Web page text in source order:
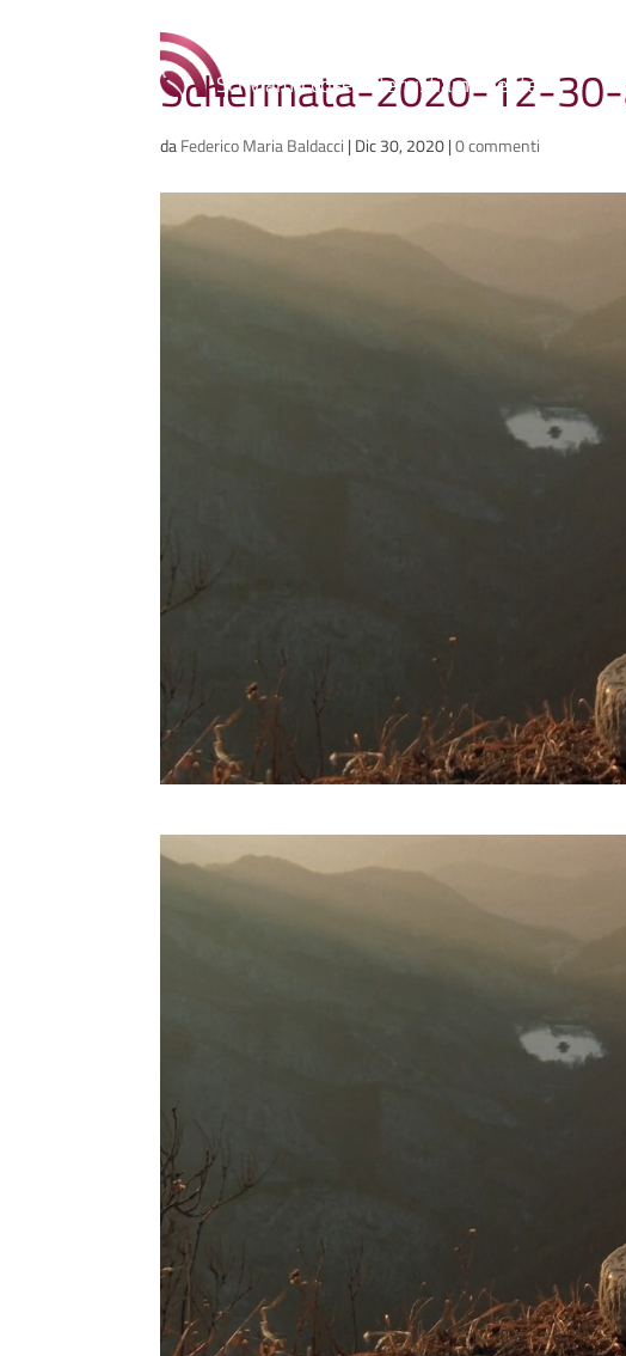
Ammazzacaffè
Scriviamo cose, intervistiamo gente
Schermata-2020-12-
daFederico Maria Baldacci |Dic 30, 2020|0 commenti